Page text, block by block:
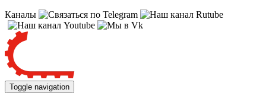
Каналы
Toggle navigation